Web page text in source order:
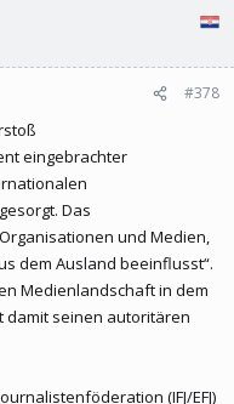
#378
eingebrachter
Das
und Medien,
dem Ausland beeinflusst“.
Medienlandschaft in dem
damit seinen autoritären
(IFJ/EFJ)